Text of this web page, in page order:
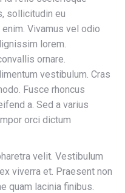
sollicitudin eu
Vivamus vel odio
lorem.
ornare.
vestibulum. Cras
Fusce rhoncus
a. Sed a varius
orci dictum
velit. Vestibulum
viverra et. Praesent non
quam lacinia finibus.